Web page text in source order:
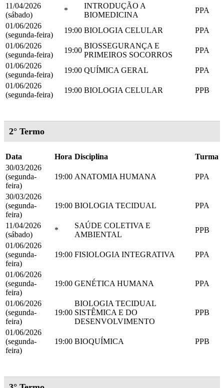
11/04/2026
(sábado)
*
INTRODUÇÃO A
BIOMEDICINA
PPA
01/06/2026
(segunda-feira)
19:00 BIOLOGIA CELULAR
PPA
01/06/2026
(segunda-feira)
19:00
BIOSSEGURANÇA E
PRIMEIROS SOCORROS
PPA
01/06/2026
(segunda-feira)
19:00 QUÍMICA GERAL
PPA
01/06/2026
(segunda-feira)
19:00 BIOLOGIA CELULAR PPB
2° Termo
Data Hora Disciplina
Turma
30/03/2026
(segunda-
feira)
19:00 ANATOMIA HUMANA PPA
30/03/2026
(segunda-
feira)
19:00 BIOLOGIA TECIDUAL PPA
11/04/2026
(sábado)
*
SAÚDE COLETIVA E
AMBIENTAL
PPB
01/06/2026
(segunda-
feira)
19:00 FISIOLOGIA INTEGRATIVA PPA
01/06/2026
(segunda-
feira)
19:00 GENÉTICA HUMANA PPA
01/06/2026
(segunda-
feira)
19:00
BIOLOGIA TECIDUAL
SISTÊMICA E DO
DESENVOLVIMENTO
PPB
01/06/2026
(segunda-
feira)
19:00 BIOQUÍMICA PPB